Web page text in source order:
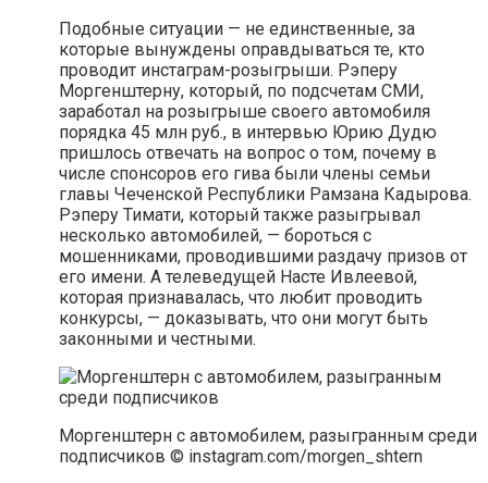
Подобные ситуации — не единственные, за
которые вынуждены оправдываться те, кто
проводит инстаграм-розыгрыши. Рэперу
Моргенштерну, который, по подсчетам СМИ,
заработал на розыгрыше своего автомобиля
порядка 45 млн руб., в интервью Юрию Дудю
пришлось отвечать на вопрос о том, почему в
числе спонсоров его гива были члены семьи
главы Чеченской Республики Рамзана Кадырова.
Рэперу Тимати, который также разыгрывал
несколько автомобилей, — бороться с
мошенниками, проводившими раздачу призов от
его имени. А телеведущей Насте Ивлеевой,
которая признавалась, что любит проводить
конкурсы, — доказывать, что они могут быть
законными и честными.
Моргенштерн с автомобилем, разыгранным среди
подписчиков © instagram.com/morgen_shtern